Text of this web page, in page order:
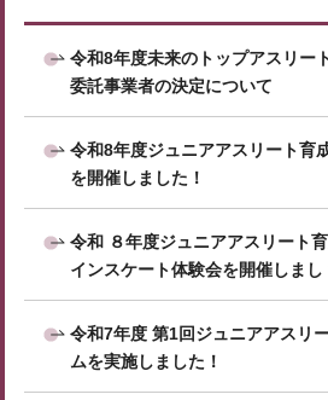
令和8年度未来のトップアスリー
委託事業者の決定について
令和8年度ジュニアアスリート
を開催しました！
令和 ８年度ジュニアアスリート
インスケート体験会を開催しまし
令和7年度 第1回ジュニアアスリ
ムを実施しました！